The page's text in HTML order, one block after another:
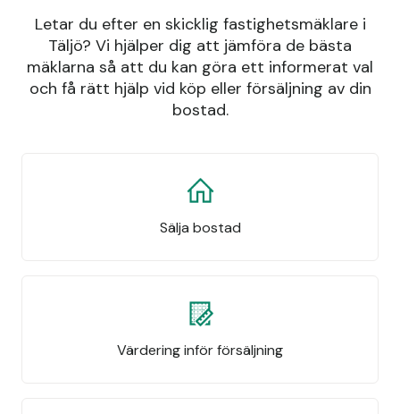
Letar du efter en skicklig fastighetsmäklare i
Täljö? Vi hjälper dig att jämföra de bästa
mäklarna så att du kan göra ett informerat val
och få rätt hjälp vid köp eller försäljning av din
bostad.
Sälja bostad
Värdering inför försäljning